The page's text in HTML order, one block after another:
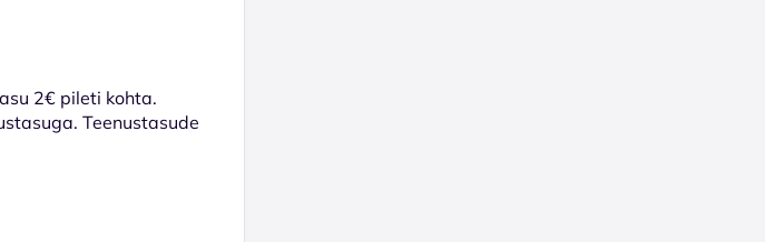
2€ pileti kohta.
Teenustasude